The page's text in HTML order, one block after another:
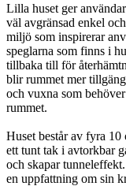
Lilla huset ger
väl avgränsad enkel
miljö som inspirerar
speglarna som finns i
tillbaka till för
blir rummet mer
och vuxna som
rummet.
Huset består av fyra
ett tunt tak i avtorkbar
och skapar
en uppfattning om sin